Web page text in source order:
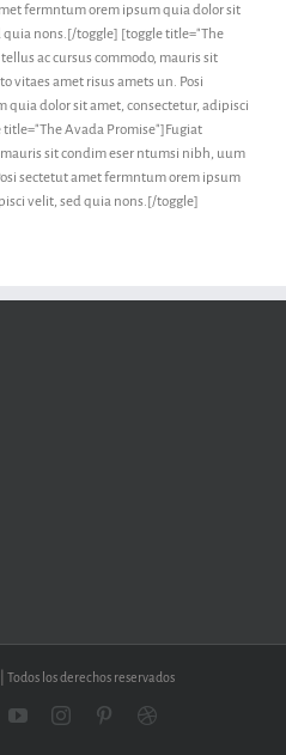
fermntum orem ipsum quia dolor sit
quia nons.[/toggle] [toggle title="The
ac cursus commodo, mauris sit
vitaes amet risus amets un. Posi
dolor sit amet, consectetur, adipisci
Avada Promise"]Fugiat
sit condim eser ntumsi nibh, uum
sectetut amet fermntum orem ipsum
velit, sed quia nons.[/toggle]
Todos los derechos reservados
YouTubeInstagramPinterestDribbble